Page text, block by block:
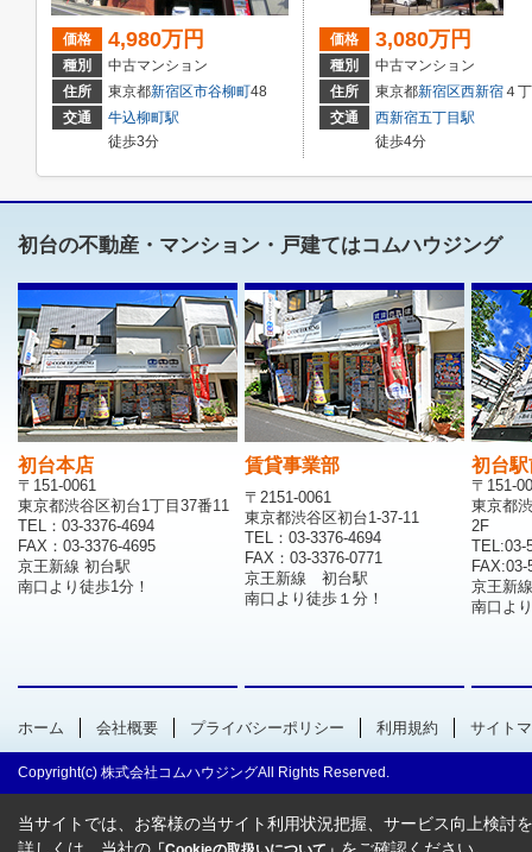
価格 4,980万円
種別
中古マンション
住所
東京都新宿区市谷柳町48
交通
牛込柳町駅
徒歩3分
価格 3,080万円
種別
中古マンション
住所
東京都新宿区西新宿４丁目２１－１６
交通
西新宿五丁目駅
徒歩4分
初台の不動産・マンション・戸建てはコムハウジング
初台本店
〒151-0061
東京都渋谷区初台1丁目37番11
TEL：03-3376-4694
FAX：03-3376-4695
京王新線 初台駅
南口より徒歩1分！
賃貸事業部
〒2151-0061
東京都渋谷区初台1-37-11
TEL：03-3376-4694
FAX：03-3376-0771
京王新線 初台駅
南口より徒歩１分！
初台
〒151-
東京都
2F
TEL:03-
FAX:03-
京王新
南口よ
ホーム 会社概要 プライバシーポリシー 利用規約 サイト
Copyright(c) 株式会社コムハウジングAll Rights Reserved.
当サイトでは、お客様の当サイト利用状況把握、サービス向上検討
詳しくは、当社の
をご確認ください。